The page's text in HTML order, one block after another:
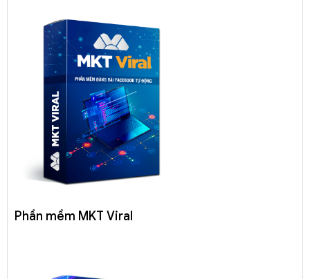
Phần mềm MKT Viral